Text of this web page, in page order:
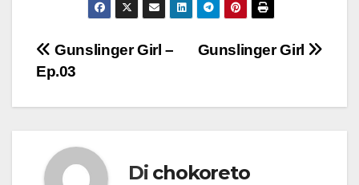
Navigazione
articoli
Gunslinger Girl
Gunslinger Girl –
Ep.03
Di chokoreto